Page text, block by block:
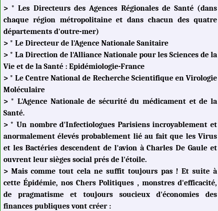
> * Les Directeurs des Agences Régionales de Santé (dans
chaque région métropolitaine et dans chacun des quatre
départements d'outre-mer)
> * Le Directeur de l'Agence Nationale Sanitaire
> * La Direction de l'Alliance Nationale pour les Sciences de la
Vie et de la Santé : Epidémiologie-France
> * Le Centre National de Recherche Scientifique en Virologie
Moléculaire
> * L'Agence Nationale de sécurité du médicament et de la
Santé.
> * Un nombre d'Infectiologues Parisiens incroyablement et
anormalement élevés probablement lié au fait que les Virus
et les Bactéries descendent de l'avion à Charles De Gaule et
ouvrent leur sièges social prés de l'étoile.
> Mais comme tout cela ne suffit toujours pas ! Et suite à
cette Épidémie, nos Chers Politiques , monstres d'efficacité,
de pragmatisme et toujours soucieux d'économies des
finances publiques vont créer :